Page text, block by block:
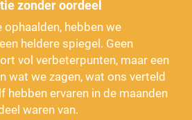
zonder oordeel
ophaalden, hebben we
heldere spiegel. Geen
vol verbeterpunten, maar een
wat we zagen, wat ons verteld
hebben ervaren in de maanden
waren van.